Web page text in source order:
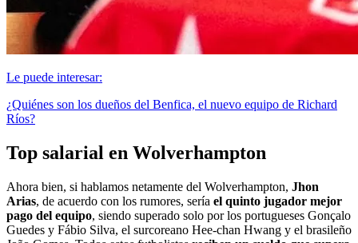
Le puede interesar:
¿Quiénes son los dueños del Benfica, el nuevo equipo de Richard
Ríos?
Top salarial en Wolverhampton
Ahora bien, si hablamos netamente del Wolverhampton, Jhon
Arias, de acuerdo con los rumores, sería el quinto jugador mejor
pago del equipo, siendo superado solo por los portugueses Gonçalo
Guedes y Fábio Silva, el surcoreano Hee-chan Hwang y el brasileño